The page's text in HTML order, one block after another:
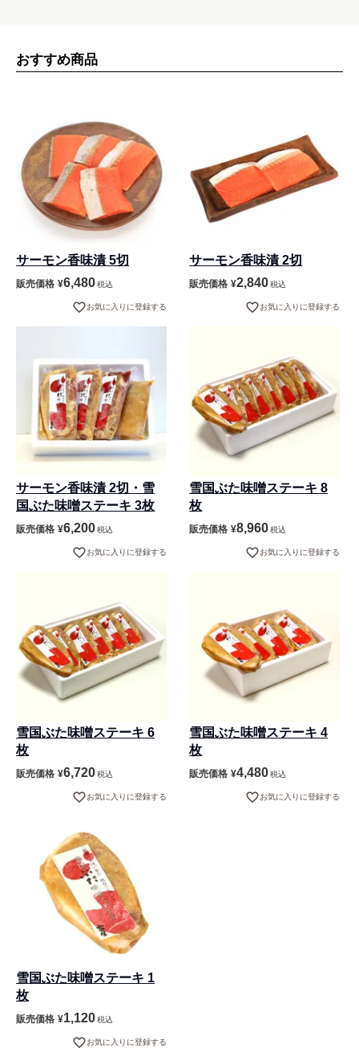
おすすめ商品
サーモン香味漬 5切
販売価格 ¥6,480税込
お気に入りに登録する
サーモン香味漬 2切
販売価格 ¥2,840 税込
お気に入りに登録する
サーモン香味漬 2切・雪
国ぶた味噌ステーキ 3枚
販売価格 ¥6,200税込
お気に入りに登録する
雪国ぶた味噌ステーキ 8
枚
販売価格 ¥8,960 税込
お気に入りに登録する
雪国ぶた味噌ステーキ 6
枚
販売価格 ¥6,720税込
お気に入りに登録する
雪国ぶた味噌ステーキ 4
枚
販売価格 ¥4,480 税込
お気に入りに登録する
雪国ぶた味噌ステーキ 1
枚
販売価格 ¥1,120税込
お気に入りに登録する